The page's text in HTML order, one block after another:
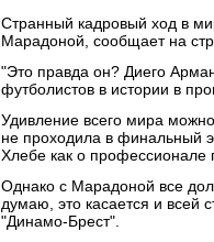
Странный кадровый ход в
Марадоной, сообщает на
"Это правда он? Диего
футболистов в истории в
Удивление всего мира
не проходила в финальный
Хлебе как о профессионале
Однако с Марадоной все
думаю, это касается и всей
"Динамо-Брест".